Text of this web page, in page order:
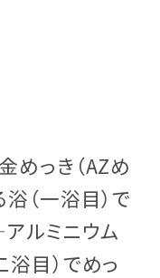
めっき（AZめ
（一浴目）で
ルミニウム
目）でめっ